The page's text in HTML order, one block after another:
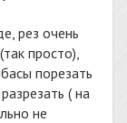
рез очень
просто),
порезать
( на
не